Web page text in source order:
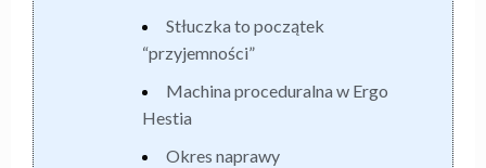
Stłuczka to początek
“przyjemności”
Machina proceduralna w Ergo
Hestia
Okres naprawy